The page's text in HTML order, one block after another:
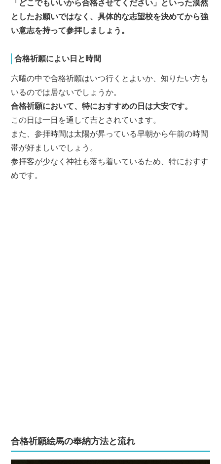
「どこでもいいから合格させてください」といった漠然
としたお願いではなく、具体的な志望校を決めてから強
い意志を持って参拝しましょう。
合格祈願によい日と時間
六曜の中で合格祈願はいつ行くとよいか、知りたい方も
いるのでは居ないでしょうか。
合格祈願において、特におすすめの日は大安です。
この日は一日を通して吉とされています。
また、参拝時間は太陽が昇っている早朝から午前の時間
帯が好ましいでしょう。
参拝客が少なく神社も落ち着いているため、特におすす
めです。
合格祈願絵馬の奉納方法と流れ